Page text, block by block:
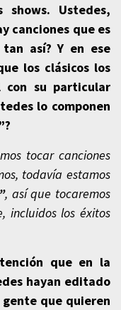
shows. Ustedes,
canciones que es
así? Y en ese
los clásicos los
con su particular
lo componen
tocar canciones
todavía estamos
, así que tocaremos
incluidos los éxitos
que en la
hayan editado
que quieren